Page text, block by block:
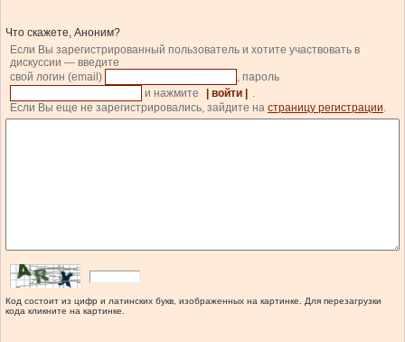
Что скажете, Аноним?
Если Вы зарегистрированный пользователь и хотите участвовать в
дискуссии — введите
свой логин (email)
, пароль
и нажмите
| войти |
.
Если Вы еще не зарегистрировались, зайдите на страницу регистрации.
Код состоит из цифр и латинских букв, изображенных на картинке. Для перезагрузки
кода кликните на картинке.